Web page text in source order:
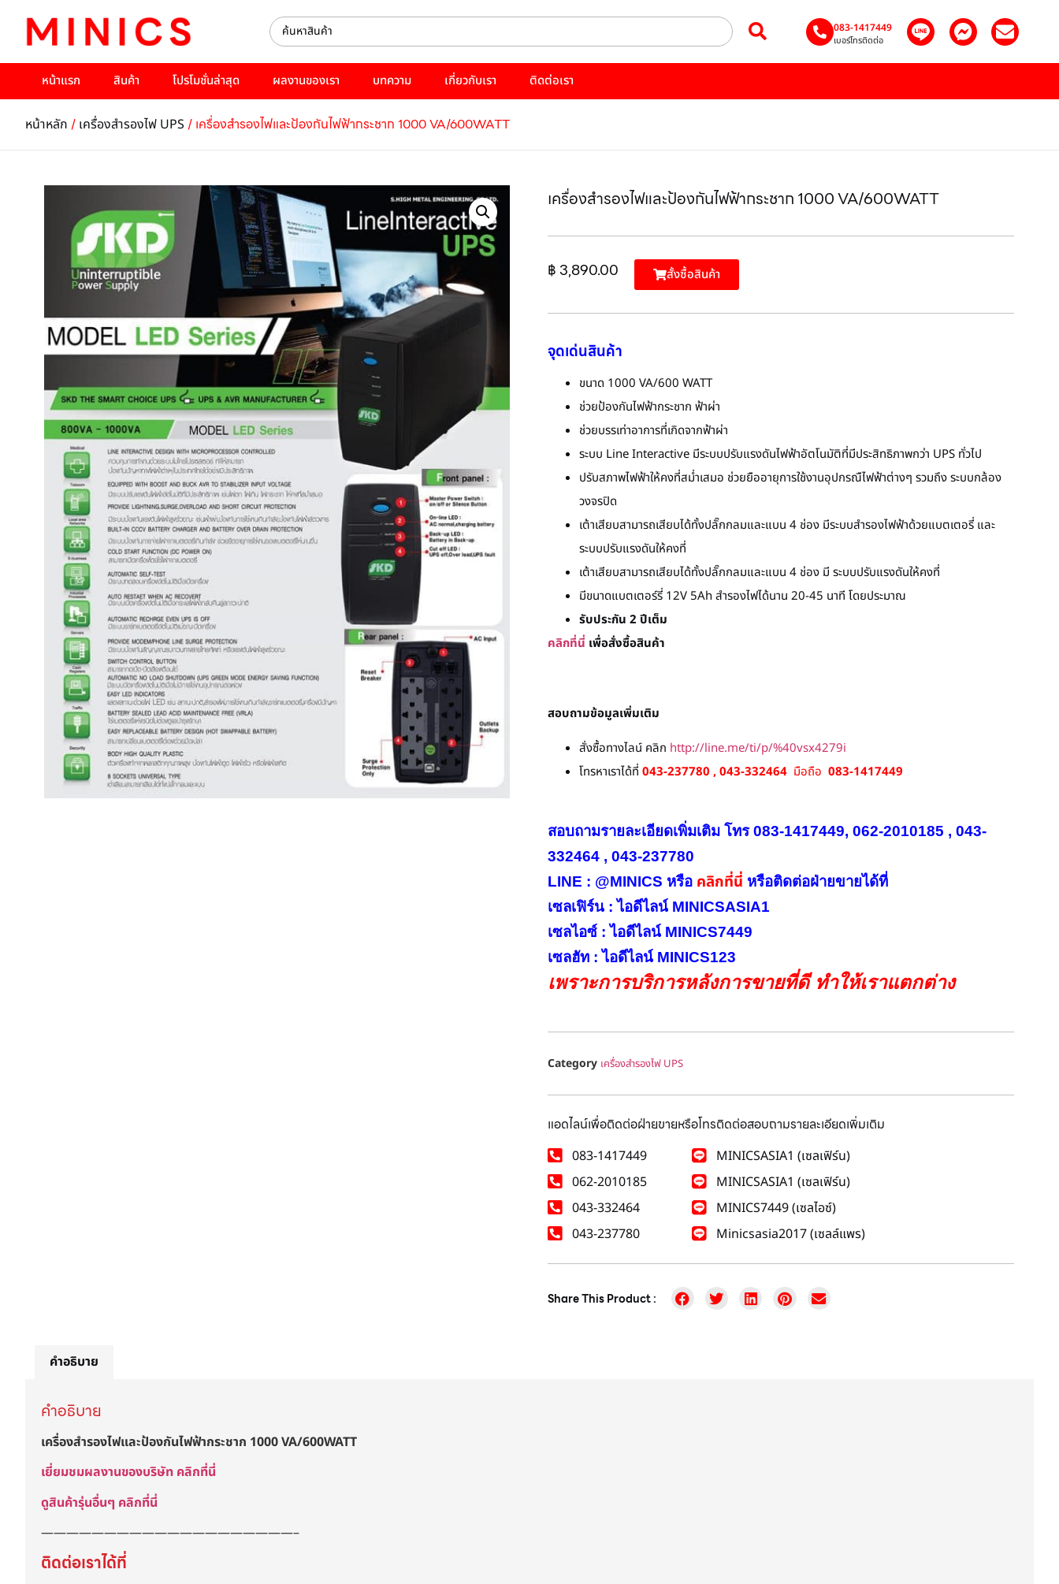
083-1417449
เบอร์โทรติดต่อ
หน้าแรก สินค้า โปรโมชั่นล่าสุด ผลงานของเรา บทความ เกี่ยวกับเรา ติดต่อเรา
หน้าหลัก / เครื่องสำรองไฟ UPS / เครื่องสำรองไฟและป้องกันไฟฟ้ากระชาก 1000 VA/600WATT
เครื่องสำรองไฟและป้องกันไฟฟ้ากระชาก 1000 VA/600WATT
฿ 3,890.00 สั้งซื้อสินค้า
จุดเด่นสินค้า
ขนาด 1000 VA/600 WATT
ช่วยป้องกันไฟฟ้ากระชาก ฟ้าผ่า
ช่วยบรรเท่าอาการที่เกิดจากฟ้าผ่า
ระบบ Line Interactive มีระบบปรับแรงดันไฟฟ้าอัตโนมัติที่มีประสิทธิภาพกว่า UPS ทั่วไป
ปรับสภาพไฟฟ้าให้คงที่สม่ำเสมอ ช่วยยืออายุการใช้งานอุปกรณืไฟฟ้าต่างๆ รวมถึง ระบบกล้อง
วงจรปิด
เต้าเสียบสามารถเสียบได้ทั้งปลั๊กกลมและแบน 4 ช่อง มีระบบสำรองไฟฟ้าด้วยแบตเตอรี่ และ
ระบบปรับแรงดันให้คงที่
เต้าเสียบสามารถเสียบได้ทั้งปลั๊กกลมและแบน 4 ช่อง มี ระบบปรับแรงดันให้คงที่
มีขนาดแบตเตอร์รี่ 12V 5Ah สำรองไฟได้นาน 20-45 นาที โดยประมาณ
รับประกัน 2 ปีเต็ม
คลิกที่นี่ เพื่อสั่งซื้อสินค้า
สอบถามข้อมูลเพิ่มเติม
สั่งซื้อทางไลน์ คลิก http://line.me/ti/p/%40vsx4279i
โทรหาเราได้ที่ 043-237780 , 043-332464มือถือ 083-1417449
สอบถามรายละเอียดเพิ่มเติม โทร 083-1417449, 062-2010185 , 043-
332464 , 043-237780
LINE : @MINICS หรือ คลิกที่นี่ หรือติดต่อฝ่ายขายได้ที่
เซลเฟิร์น : ไอดีไลน์ MINICSASIA1
เซลไอซ์ : ไอดีไลน์ MINICS7449
เซลฮัท : ไอดีไลน์ MINICS123
เพราะการบริการหลังการขายที่ดี ทำให้เราแตกต่าง
Category เครื่องสำรองไฟ UPS
แอดไลน์เพื่อติดต่อฝ่ายขายหรือโทรติดต่อสอบถามรายละเอียดเพิ่มเติม
083-1417449
062-2010185
043-332464
043-237780
MINICSASIA1 (เซลเฟิร์น)
MINICSASIA1 (เซลเฟิร์น)
MINICS7449 (เซลไอซ์)
Minicsasia2017 (เซลล์แพร)
Share This Product :
คำอธิบาย
คำอธิบาย
เครื่องสำรองไฟและป้องกันไฟฟ้ากระชาก 1000 VA/600WATT
เยี่ยมชมผลงานของบริษัท คลิกที่นี่
ดูสินค้ารุ่นอื่นๆ คลิกที่นี่
————————————————————–
ติดต่อเราได้ที่